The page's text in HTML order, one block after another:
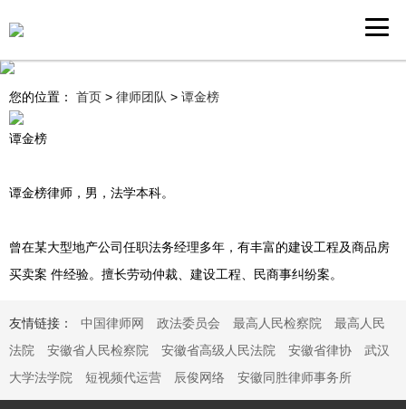
您的位置： 首页 > 律师团队 > 谭金榜
谭金榜
谭金榜律师，男，法学本科。
曾在某大型地产公司任职法务经理多年，有丰富的建设工程及商品房
买卖案 件经验。擅长劳动仲裁、建设工程、民商事纠纷案。
友情链接： 中国律师网 政法委员会 最高人民检察院
最高人民
法院
安徽省人民检察院 安徽省高级人民法院 安徽省律协
武汉
大学法学院
短视频代运营 辰俊网络 安徽同胜律师事务所